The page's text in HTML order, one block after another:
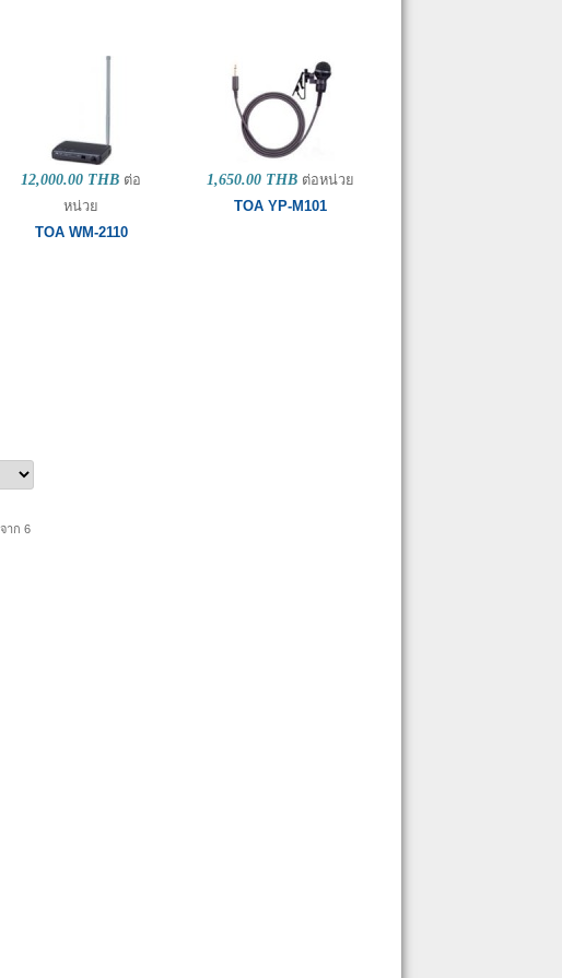
12,000.00 THB ต่อ
หน่วย
TOA WM-2110
1,650.00 THB ต่อหน่วย
TOA YP-M101
าก 6